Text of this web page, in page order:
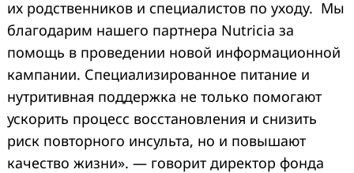
их родственников и специалистов по уходу. Мы
благодарим нашего партнера Nutricia за
помощь в проведении новой информационной
кампании. Специализированное питание и
нутритивная поддержка не только помогают
ускорить процесс восстановления и снизить
риск повторного инсульта, но и повышают
качество жизни». — говорит директор фонда